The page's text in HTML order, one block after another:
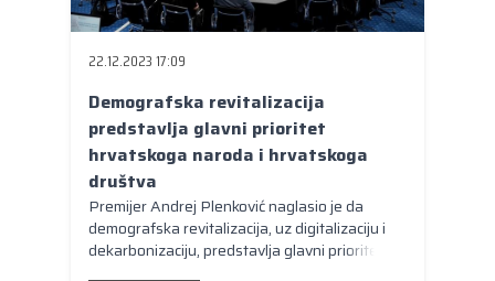
Europe
Europski odbor regija
22.12.2023 17:09
Demografska revitalizacija
predstavlja glavni prioritet
hrvatskoga naroda i hrvatskoga
društva
Premijer Andrej Plenković naglasio je da
demografska revitalizacija, uz digitalizaciju i
dekarbonizaciju, predstavlja glavni prioritet